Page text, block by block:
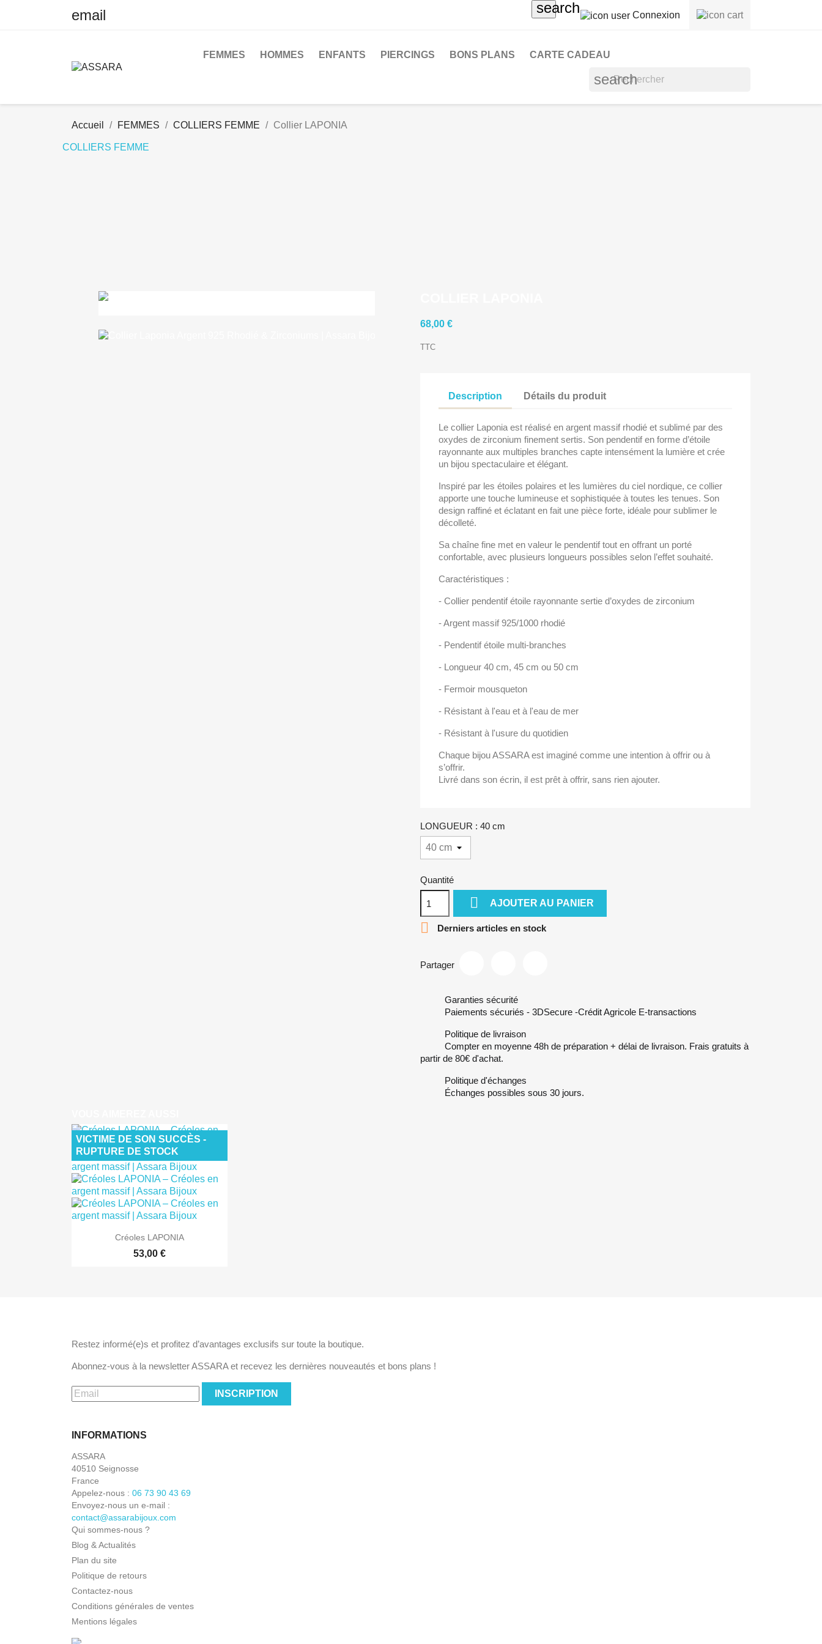
email search Connexion
FEMMES HOMMES ENFANTS PIERCINGS BONS PLANS CARTE CADEAU
search
Accueil FEMMES COLLIERS FEMME Collier LAPONIA
COLLIERS FEMME
68,00 €
TTC
Description Détails du produit
Le collier Laponia est réalisé en argent massif rhodié et sublimé par des
oxydes de zirconium finement sertis. Son pendentif en forme d’étoile
rayonnante aux multiples branches capte intensément la lumière et crée
un bijou spectaculaire et élégant.
Inspiré par les étoiles polaires et les lumières du ciel nordique, ce collier
apporte une touche lumineuse et sophistiquée à toutes les tenues. Son
design raffiné et éclatant en fait une pièce forte, idéale pour sublimer le
décolleté.
Sa chaîne fine met en valeur le pendentif tout en offrant un porté
confortable, avec plusieurs longueurs possibles selon l’effet souhaité.
Caractéristiques :
- Collier pendentif étoile rayonnante sertie d’oxydes de zirconium
- Argent massif 925/1000 rhodié
- Pendentif étoile multi-branches
- Longueur 40 cm, 45 cm ou 50 cm
- Fermoir mousqueton
- Résistant à l'eau et à l'eau de mer
- Résistant à l'usure du quotidien
Chaque bijou ASSARA est imaginé comme une intention à offrir ou à
s’offrir.
Livré dans son écrin, il est prêt à offrir, sans rien ajouter.
LONGUEUR : 40 cm
Quantité
 AJOUTER AU PANIER
 Derniers articles en stock
Partager
Garanties sécurité
Paiements sécuriés - 3DSecure -Crédit Agricole E-transactions
Politique de livraison
Compter en moyenne 48h de préparation + délai de livraison. Frais gratuits à
partir de 80€ d'achat.
Politique d'échanges
Échanges possibles sous 30 jours.
 Aperçu rapide
Créoles LAPONIA
53,00 €
VICTIME DE SON SUCCÈS -
RUPTURE DE STOCK
Restez informé(e)s et profitez d’avantages exclusifs sur toute la boutique.
Abonnez-vous à la newsletter ASSARA et recevez les dernières nouveautés et bons plans !
INSCRIPTION
INFORMATIONS
ASSARA
40510 Seignosse
France
Appelez-nous : 06 73 90 43 69
Envoyez-nous un e-mail :
contact@assarabijoux.com
Qui sommes-nous ?
Blog & Actualités
Plan du site
Politique de retours
Contactez-nous
Conditions générales de ventes
Mentions légales